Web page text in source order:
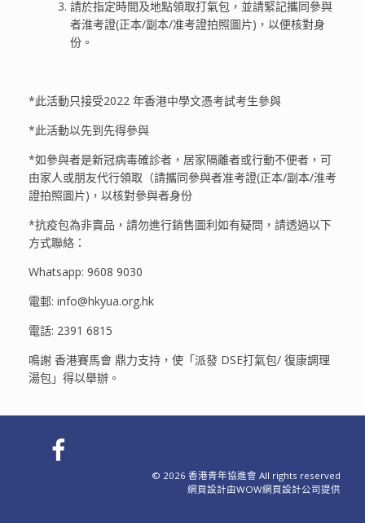
請於指定時間及地點領取打氣包，並請緊記攜同參與
者淮考證(正本/副本/准考證拍照圖片)，以便核對身
份。
*此活動只接受2022 年香港中學文憑考試考生參與
*此活動以先到先得參與
*如參與者是新冠病毒確診者，居家隔離者或行動不便者，可
由家人或朋友代行領取（請攜同參與者准考證(正本/副本/淮考
證拍照圖片)，以核對參與者身份
*抗疫包為非賣品，請勿進行銷售圖利如有疑問，請透過以下
方式聯絡：
Whatsapp: 9608 9030
電郵: info@hkyua.org.hk
電話: 2391 6815
鳴謝 香港賽馬會 鼎力支持，使「派發 DSE打氣包/ 復康調理
湯包」得以舉辦。
© 2026 香港青年協進會 All rights reserved
網頁設計由WOW網頁設計公司提供